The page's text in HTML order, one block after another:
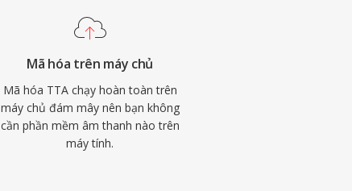
Mã hóa trên máy chủ
Mã hóa TTA chạy hoàn toàn trên
máy chủ đám mây nên bạn không
cần phần mềm âm thanh nào trên
máy tính.